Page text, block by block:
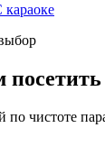
караоке
посетить
по чистоте